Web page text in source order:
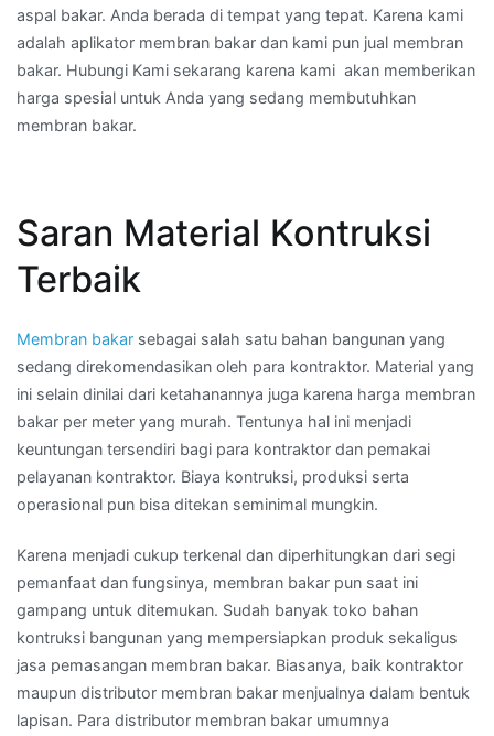
aspal bakar. Anda berada di tempat yang tepat. Karena kami
adalah aplikator membran bakar dan kami pun jual membran
bakar. Hubungi Kami sekarang karena kami akan memberikan
harga spesial untuk Anda yang sedang membutuhkan
membran bakar.
Saran Material Kontruksi
Terbaik
Membran bakar sebagai salah satu bahan bangunan yang
sedang direkomendasikan oleh para kontraktor. Material yang
ini selain dinilai dari ketahanannya juga karena harga membran
bakar per meter yang murah. Tentunya hal ini menjadi
keuntungan tersendiri bagi para kontraktor dan pemakai
pelayanan kontraktor. Biaya kontruksi, produksi serta
operasional pun bisa ditekan seminimal mungkin.
Karena menjadi cukup terkenal dan diperhitungkan dari segi
pemanfaat dan fungsinya, membran bakar pun saat ini
gampang untuk ditemukan. Sudah banyak toko bahan
kontruksi bangunan yang mempersiapkan produk sekaligus
jasa pemasangan membran bakar. Biasanya, baik kontraktor
maupun distributor membran bakar menjualnya dalam bentuk
lapisan. Para distributor membran bakar umumnya